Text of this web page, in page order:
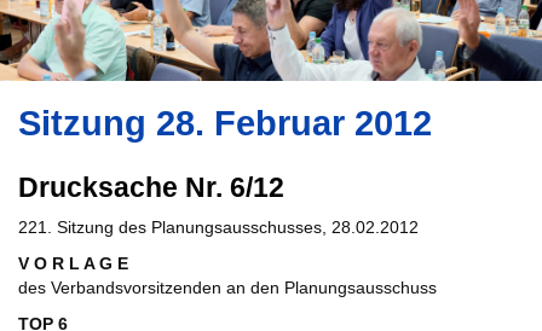
Sitzung 28. Februar 2012
Drucksache Nr. 6/12
221. Sitzung des Planungsausschusses, 28.02.2012
V O R L A G E
des Verbandsvorsitzenden an den Planungsausschuss
TOP 6